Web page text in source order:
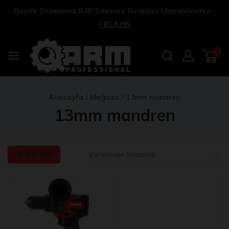
Bayilik Sistemimiz B2B Sitemize Buradan Ulaşabilirsiniz.-
TIKLAYIN
0
Anasayfa / Mağaza / 13mm mandren
13mm mandren
FILTRE